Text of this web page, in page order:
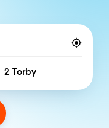
Number of bags
2 Torby